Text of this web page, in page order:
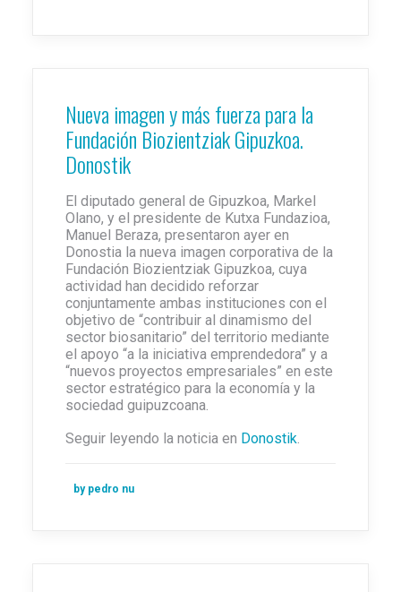
Nueva imagen y más fuerza para la
Fundación Biozientziak Gipuzkoa.
Donostik
El diputado general de Gipuzkoa, Markel
Olano, y el presidente de Kutxa Fundazioa,
Manuel Beraza, presentaron ayer en
Donostia la nueva imagen corporativa de la
Fundación Biozientziak Gipuzkoa, cuya
actividad han decidido reforzar
conjuntamente ambas instituciones con el
objetivo de “contribuir al dinamismo del
sector biosanitario” del territorio mediante
el apoyo “a la iniciativa emprendedora” y a
“nuevos proyectos empresariales” en este
sector estratégico para la economía y la
sociedad guipuzcoana.
Seguir leyendo la noticia en Donostik.
by pedro nu